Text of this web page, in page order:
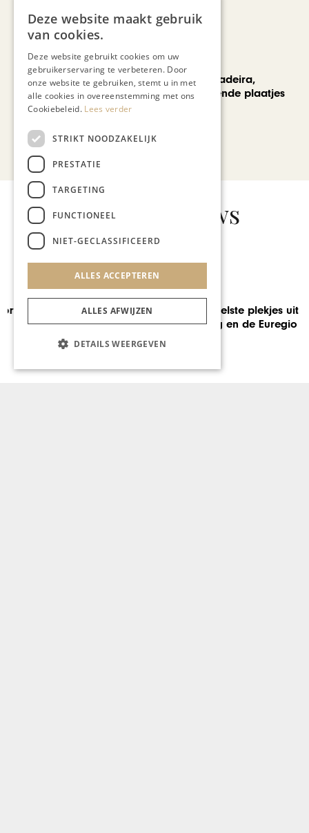
REIZEN
Een week op Madeira,
voorbij de bekende plaatjes
Bekijk alle artikelen
Gerelateerd nieuws
REIZEN
De 5 koelste plekjes uit
Limburg en de Euregio
Deze website maakt gebruik
van cookies.
Deze website gebruikt cookies om uw
gebruikerservaring te verbeteren. Door
onze website te gebruiken, stemt u in met
alle cookies in overeenstemming met ons
Cookiebeleid. Lees verder
STRIKT NOODZAKELIJK
PRESTATIE
TARGETING
FUNCTIONEEL
NIET-GECLASSIFICEERD
ALLES ACCEPTEREN
ALLES AFWIJZEN
DETAILS WEERGEVEN